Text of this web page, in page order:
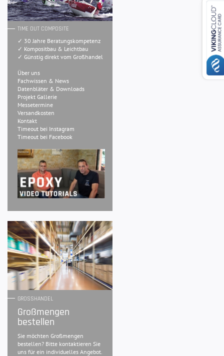
TIME OUT COMPOSITE
✓ 30 Jahre Beratungskompetenz
✓ Kompositbau & Leichtbau
✓ Günstig direkt vom Großhandel
Über uns
Fachwissen & News
Datenbläter & Downloads
Projekt Gallerie
Messetermine
Versandkosten
Kontakt
Timeout bei Instagram
Timeout bei Facebook
GROSSHANDEL
Großmengen
bestellen
Sie möchten Großmengen
bestellen? Bitte kontaktieren Sie
uns für ein individuelles Angebot.